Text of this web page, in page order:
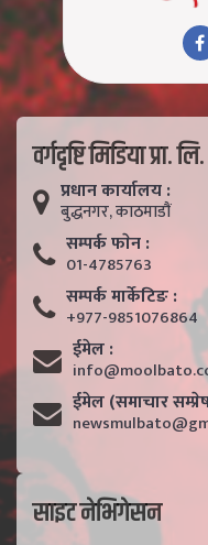
वर्गदृष्टि मिडिया प्रा. लि.
प्रधान कार्यालय :
बुद्धनगर, काठमाडाैं
सम्पर्क फाेन :
01-4785763
सम्पर्क मार्केटिङ :
+977-9851076864
ईमेल :
ईमेल (समाचार
साइट नेभिगेसन